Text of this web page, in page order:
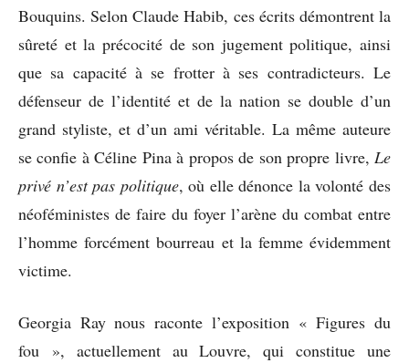
Bouquins. Selon Claude Habib, ces écrits démontrent la
sûreté et la précocité de son jugement politique, ainsi
que sa capacité à se frotter à ses contradicteurs. Le
défenseur de l’identité et de la nation se double d’un
grand styliste, et d’un ami véritable. La même auteure
se confie à Céline Pina à propos de son propre livre, Le
privé n’est pas politique, où elle dénonce la volonté des
néoféministes de faire du foyer l’arène du combat entre
l’homme forcément bourreau et la femme évidemment
victime.
Georgia Ray nous raconte l’exposition « Figures du
fou », actuellement au Louvre, qui constitue une